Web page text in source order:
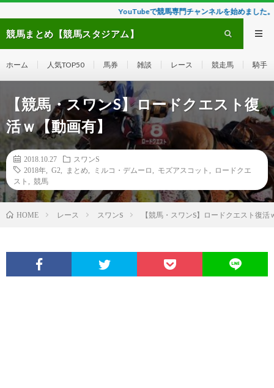
YouTubeで競馬専門チャンネルを始めました。詳しくはこちら
競馬まとめ【競馬スタジアム】
ホーム 人気TOP50 馬券 雑談 レース 競走馬 騎手
【競馬・スワンS】ロードクエスト復
活ｗ【動画有】
2018.10.27
スワンS
2018年
G2 まとめ ミルコ・デムーロ モズアスコット
ロードクエ
スト
競馬
HOME レース スワンS 【競馬・スワンS】ロードクエスト復活